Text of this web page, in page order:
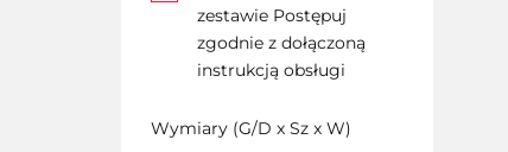
zestawie Postępuj
zgodnie z dołączoną
instrukcją obsługi
Wymiary (G/D x Sz x W)